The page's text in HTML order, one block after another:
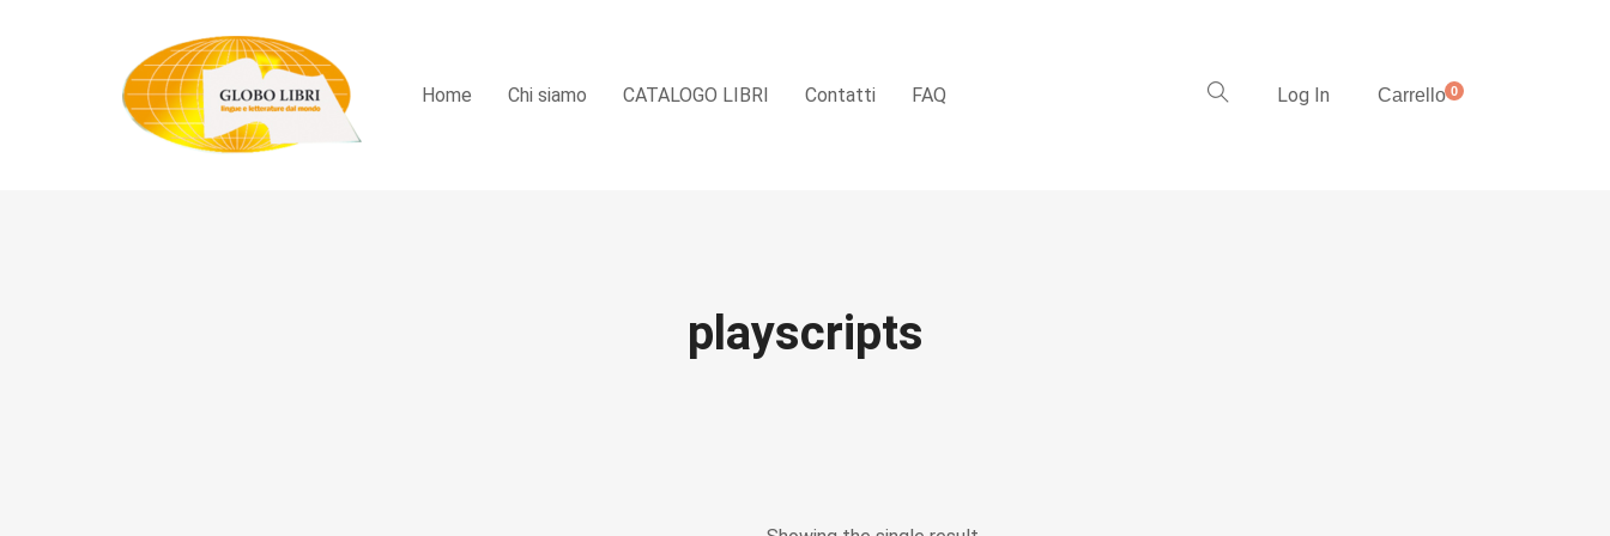
Home Chi siamo CATALOGO LIBRI Contatti FAQ Log In Carrello0
playscripts